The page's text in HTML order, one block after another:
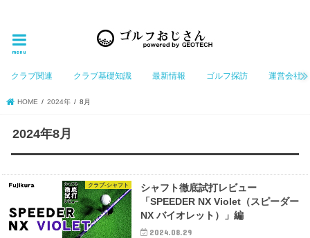
menu
クラブ関連 クラブ基礎知識 最新情報 ゴルフ探訪 運営会社
HOME 2024年 8月
2024年8月
クラブ-シャフト
シャフト徹底試打レビュー
「SPEEDER NX Violet（スピーダー
NX バイオレット）」編
2024.08.29